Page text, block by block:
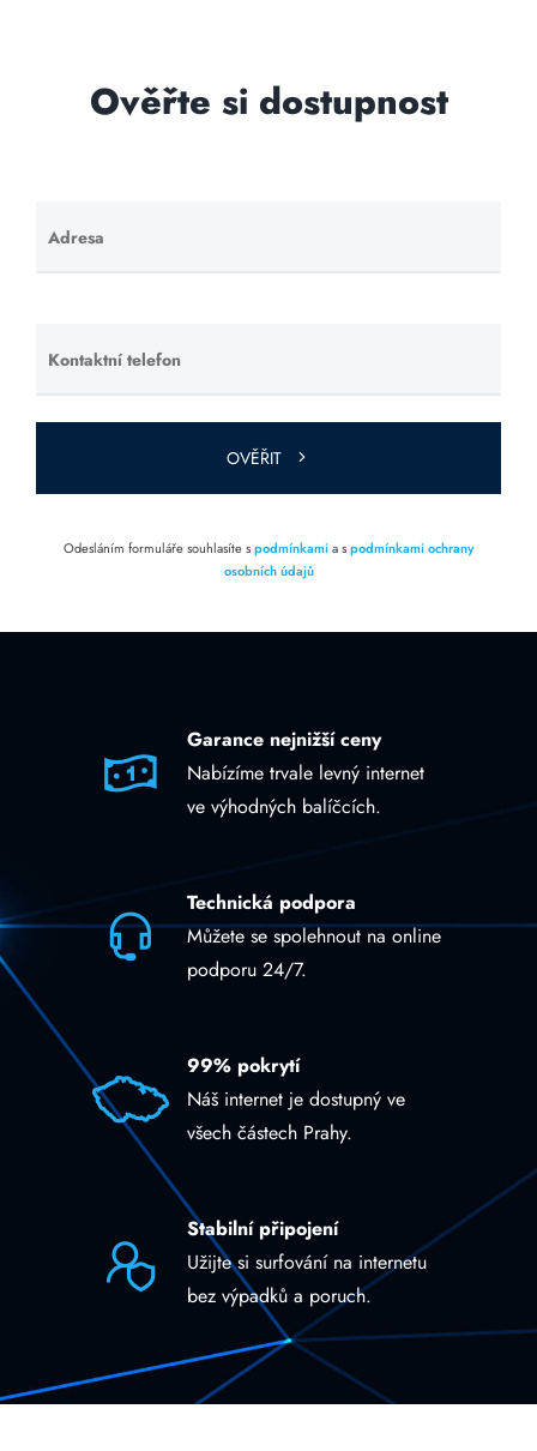
Ověřte si dostupnost
Adresa
Ponechte
toto pole
Kontaktní telefon
Ponechte
toto pole
prázdné.
OVĚŘIT
Odesláním formuláře souhlasíte spodmínkamia spodmínkami ochrany
osobních údajů
Garance nejnižší ceny
Nabízíme trvale levný internet
ve výhodných balíčcích.
Technická podpora
Můžete se spolehnout na online
podporu 24/7.
99% pokrytí
Náš internet je dostupný ve
všech částech Prahy.
Stabilní připojení
Užijte si surfování na internetu
bez výpadků a poruch.